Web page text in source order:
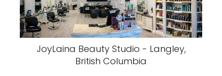
JoyLaina Beauty Studio - Langley,
British Columbia